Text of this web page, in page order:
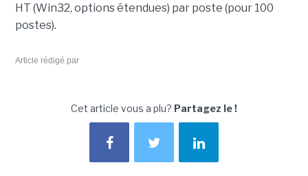
HT (Win32, options étendues) par poste (pour 100
postes).
Article rédigé par
Cet article vous a plu? Partagez le !